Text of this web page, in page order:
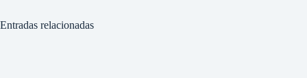
Entradas relacionadas